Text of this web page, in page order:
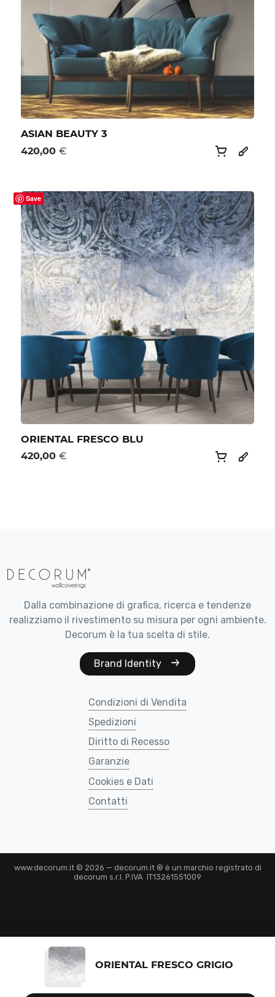
ASIAN BEAUTY 3
420,00€
Save
ORIENTAL FRESCO BLU
420,00€
ORIENTAL FRESCO GRIGIO
Dalla combinazione di grafica, ricerca e tendenze
realizziamo il rivestimento su misura per ogni ambiente.
Decorum è la tua scelta di stile.
Brand Identity
Condizioni di Vendita
Spedizioni
Diritto di Recesso
Garanzie
Cookies e Dati
Contatti
www.decorum.it © 2026 — decorum.it ® è un marchio registrato di
decorum s.r.l. P.IVA IT13261551009